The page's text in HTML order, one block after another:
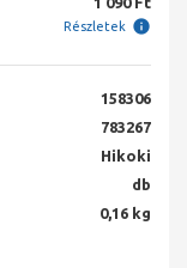
Részletek
158306
783267
Hikoki
db
0,16 kg